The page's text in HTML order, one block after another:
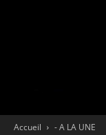
Accueil - A LA UNE